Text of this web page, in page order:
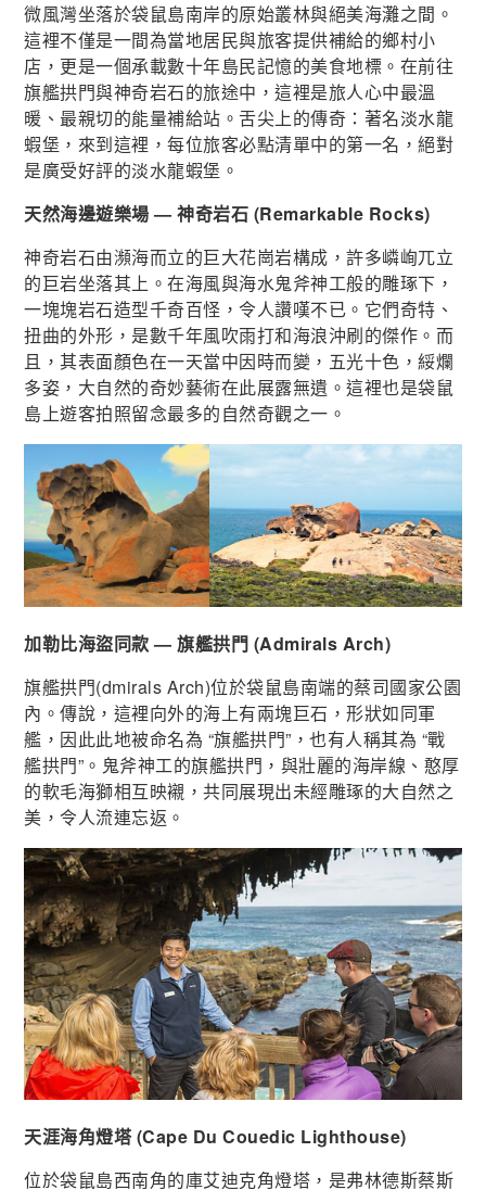
微風灣坐落於袋鼠島南岸的原始叢林與絕美海灘之間。
這裡不僅是一間為當地居民與旅客提供補給的鄉村小
店，更是一個承載數十年島民記憶的美食地標。在前往
旗艦拱門與神奇岩石的旅途中，這裡是旅人心中最溫
暖、最親切的能量補給站。舌尖上的傳奇：著名淡水龍
蝦堡，來到這裡，每位旅客必點清單中的第一名，絕對
是廣受好評的淡水龍蝦堡。
天然海邊遊樂場 — 神奇岩石 (Remarkable Rocks)
神奇岩石由瀕海而立的巨大花崗岩構成，許多嶙峋兀立
的巨岩坐落其上。在海風與海水鬼斧神工般的雕琢下，
一塊塊岩石造型千奇百怪，令人讚嘆不已。它們奇特、
扭曲的外形，是數千年風吹雨打和海浪沖刷的傑作。而
且，其表面顏色在一天當中因時而變，五光十色，綏爛
多姿，大自然的奇妙藝術在此展露無遺。這裡也是袋鼠
島上遊客拍照留念最多的自然奇觀之一。
加勒比海盜同款 — 旗艦拱門 (Admirals Arch)
旗艦拱門(dmirals Arch)位於袋鼠島南端的蔡司國家公園
內。傳說，這裡向外的海上有兩塊巨石，形狀如同軍
艦，因此此地被命名為 “旗艦拱門”，也有人稱其為 “戰
艦拱門”。鬼斧神工的旗艦拱門，與壯麗的海岸線、憨厚
的軟毛海獅相互映襯，共同展現出未經雕琢的大自然之
美，令人流連忘返。
天涯海角燈塔 (Cape Du Couedic Lighthouse)
位於袋鼠島西南角的庫艾迪克角燈塔，是弗林德斯蔡斯